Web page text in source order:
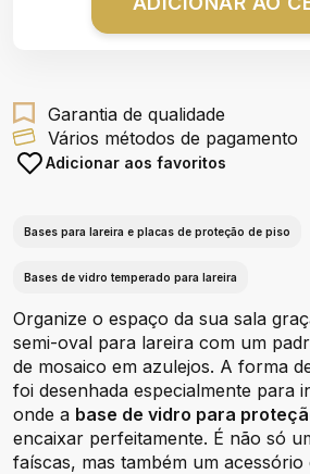
Garantia de qualidade
Vários métodos de pagamento
Adicionar aos favoritos
Bases para lareira e placas de proteção de piso
Bases de vidro temperado para lareira
Organize o espaço da sua sala
semi-oval para lareira com um
de mosaico em azulejos. A forma
foi desenhada especialmente para
onde a base de vidro para
encaixar perfeitamente. É não só
faíscas, mas também um